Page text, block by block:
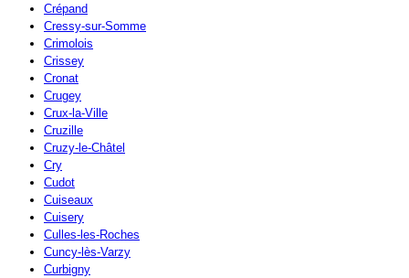
Crépand
Cressy-sur-Somme
Crimolois
Crissey
Cronat
Crugey
Crux-la-Ville
Cruzille
Cruzy-le-Châtel
Cry
Cudot
Cuiseaux
Cuisery
Culles-les-Roches
Cuncy-lès-Varzy
Curbigny